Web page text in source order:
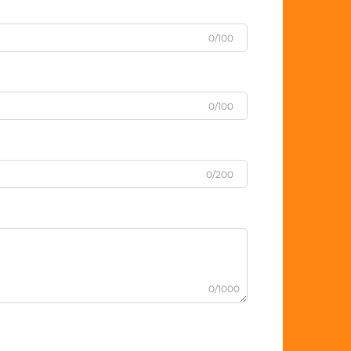
0/100
0/100
0/200
0/1000